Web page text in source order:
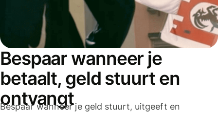
Bespaar wanneer je
betaalt, geld stuurt en
ontvangt
Bespaar wanneer je geld stuurt, uitgeeft en